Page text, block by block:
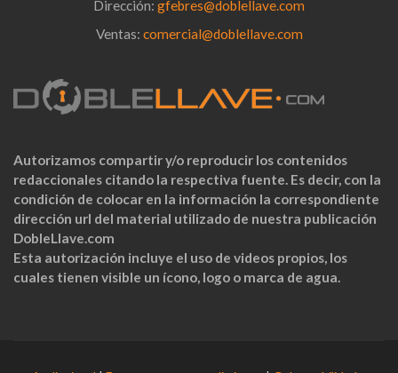
Dirección: gfebres@doblellave.com
Ventas: comercial@doblellave.com
Autorizamos compartir y/o reproducir los contenidos
redaccionales citando la respectiva fuente. Es decir, con la
condición de colocar en la información la correspondiente
dirección url del material utilizado de nuestra publicación
DobleLlave.com
Esta autorización incluye el uso de videos propios, los
cuales tienen visible un ícono, logo o marca de agua.